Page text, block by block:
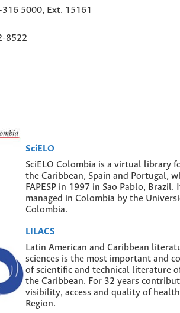
5000, Ext. 15161
8522
SciELO
SciELO Colombia is a virtual library
the Caribbean, Spain and Portugal,
FAPESP in 1997 in Sao Pablo,
managed in Colombia by the
Colombia.
LILACS
Latin American and Caribbean
sciences is the most important and
of scientific and technical literature
the Caribbean. For 32 years
visibility, access and quality of
Region.